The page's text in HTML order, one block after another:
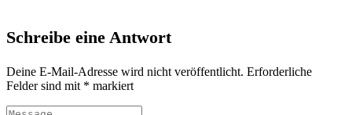
Schreibe eine Antwort
Deine E-Mail-Adresse wird nicht veröffentlicht. Erforderliche
Felder sind mit * markiert